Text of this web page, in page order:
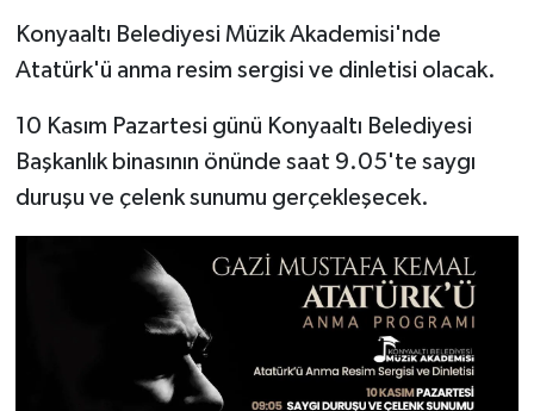
Konyaaltı Belediyesi Müzik Akademisi'nde
Atatürk'ü anma resim sergisi ve dinletisi olacak.
10 Kasım Pazartesi günü Konyaaltı Belediyesi
Başkanlık binasının önünde saat 9.05'te saygı
duruşu ve çelenk sunumu gerçekleşecek.